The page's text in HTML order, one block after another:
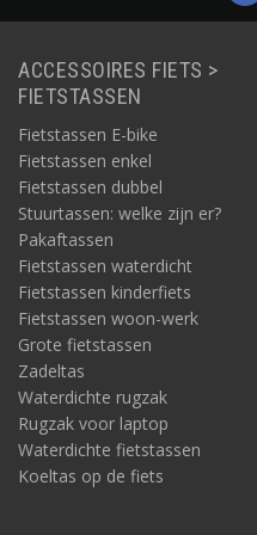
ACCESSOIRES FIETS >
FIETSTASSEN
Fietstassen E-bike
Fietstassen enkel
Fietstassen dubbel
Stuurtassen: welke zijn er?
Pakaftassen
Fietstassen waterdicht
Fietstassen kinderfiets
Fietstassen woon-werk
Grote fietstassen
Zadeltas
Waterdichte rugzak
Rugzak voor laptop
Waterdichte fietstassen
Koeltas op de fiets